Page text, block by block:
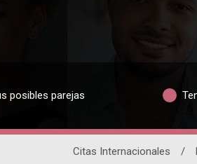
posibles parejas
Citas Internacionales /